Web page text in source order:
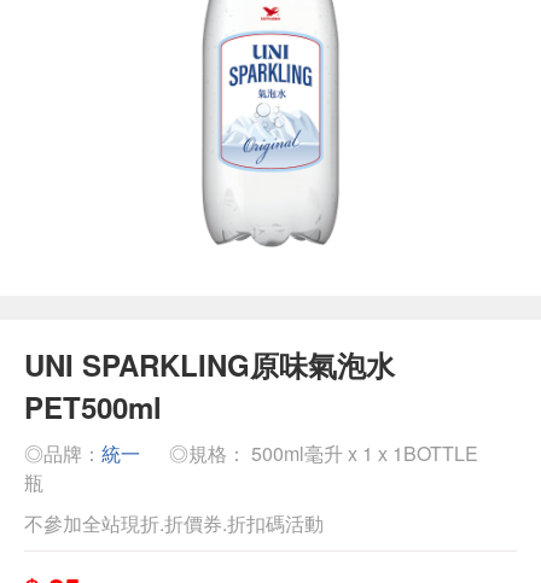
UNI SPARKLING原味氣泡水
PET500ml
◎品牌： 統一
◎規格： 500ml毫升 x 1 x 1BOTTLE
瓶
不參加全站現折.折價券.折扣碼活動